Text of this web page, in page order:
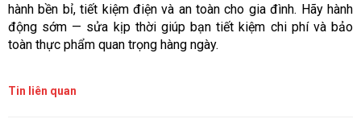
hành bền bỉ, tiết kiệm điện và an toàn cho gia đình. Hãy hành
động sớm — sửa kịp thời giúp bạn tiết kiệm chi phí và bảo
toàn thực phẩm quan trọng hàng ngày.
Tin liên quan